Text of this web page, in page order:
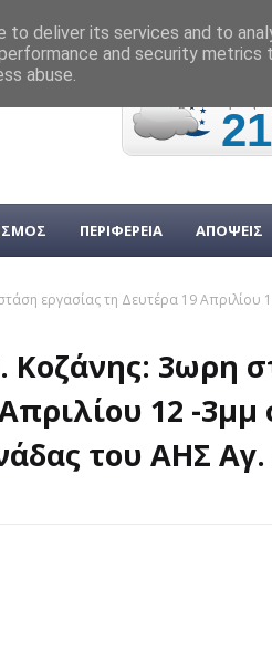
ΠΕΡΙΦΕΡΕΙΑ ΑΠΟΨΕΙΣ
εργασίας τη Δευτέρα 19 Απριλίου
Κοζάνης: 3ωρη
12 -3μμ
του ΑΗΣ
to deliver its services and to
and security
abuse.